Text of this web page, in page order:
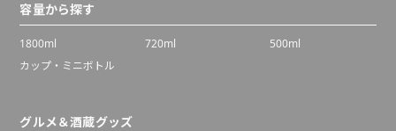
容量から探す
1800ml 720ml
500ml
カップ・ミニボトル
グルメ＆酒蔵グッズ